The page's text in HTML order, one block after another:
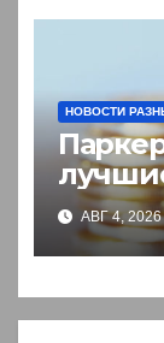
НОВОСТИ
акции
АВГ 4, 2026